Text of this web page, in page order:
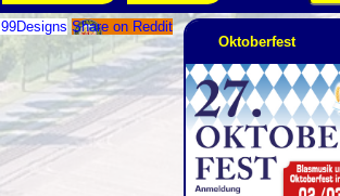
Share on Reddit
Oktoberfest